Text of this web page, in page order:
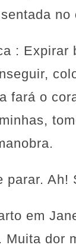
no
:
fará o
parar. Ah!
em
dor